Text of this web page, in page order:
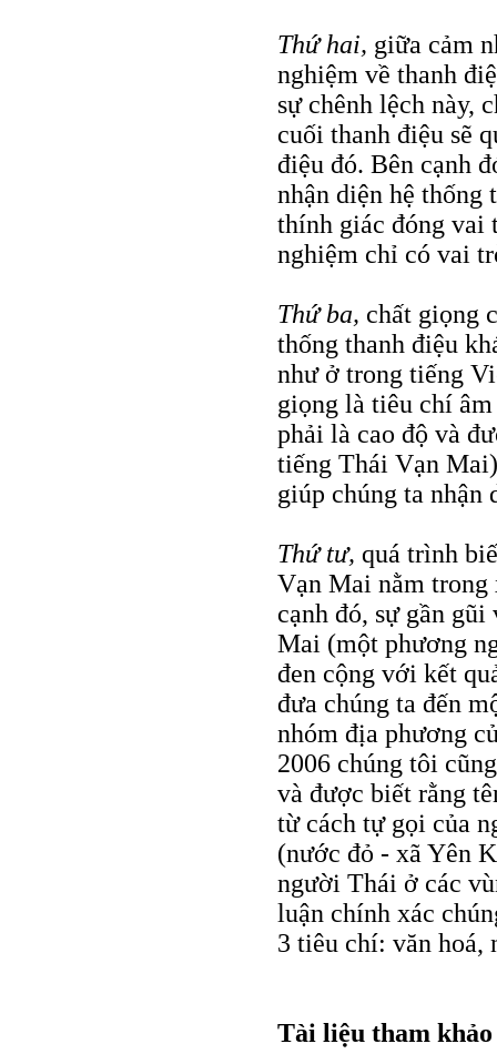
Thứ hai, giữa cảm
nghiệm về thanh
sự chênh lệch này,
cuối thanh điệu sẽ
điệu đó. Bên cạnh
nhận diện hệ thống
thính giác đóng vai
nghiệm chỉ có vai
Thứ ba, chất giọng
thống thanh điệu
như ở trong tiếng
giọng là tiêu chí
phải là cao độ và
tiếng Thái Vạn
giúp chúng ta nhận
Thứ tư, quá trình
Vạn Mai nằm trong
cạnh đó, sự gần
Mai (một phương
đen cộng với kết
đưa chúng ta đến
nhóm địa phương
2006 chúng tôi
và được biết rằng
từ cách tự gọi của
(nước đỏ - xã Yên
người Thái ở các
luận chính xác
3 tiêu chí: văn hoá,
Tài liệu tham khảo